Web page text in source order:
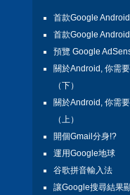
首款Google Android
首款Google Android
預覽 Google
關於Android, 你需
（下）
關於Android, 你需
（上）
開個Gmail分身!?
運用Google地球
谷歌拼音輸入法
讓Google搜尋結果